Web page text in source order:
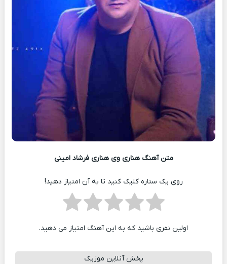
متن آهنگ هناری وی هناری فرشاد امینی
روی یک ستاره کلیک کنید تا به آن امتیاز دهید!
اولین نفری باشید که به این آهنگ امتیاز می دهید.
پخش آنلاین موزیک